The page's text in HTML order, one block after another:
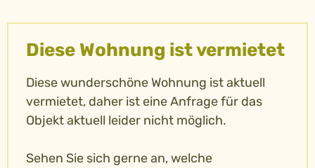
Diese Wohnung ist vermietet
Diese wunderschöne Wohnung ist aktuell
vermietet, daher ist eine Anfrage für das
Objekt aktuell leider nicht möglich.
Sehen Sie sich gerne an, welche